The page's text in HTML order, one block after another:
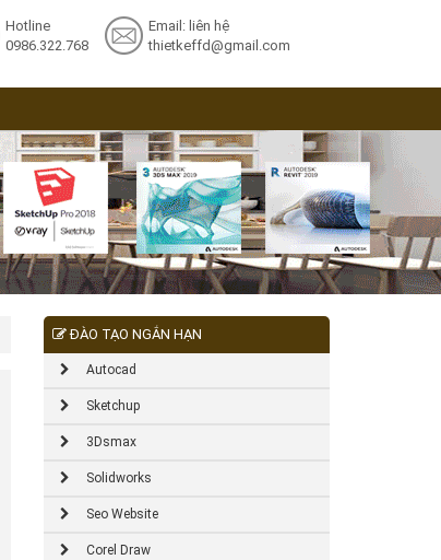
Email: liên hệ
thietkeffd@gmail.com
Hotline
0986.322.768
ĐÀO TẠO NGẮN HẠN
Autocad
Sketchup
3Dsmax
Solidworks
Seo Website
Corel Draw